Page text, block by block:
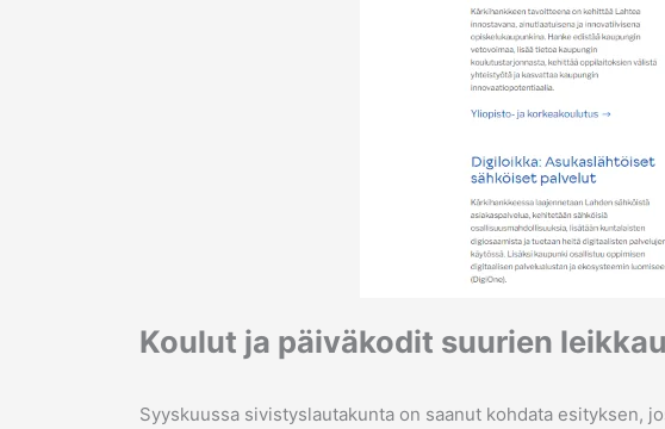
Koulut ja päiväkodit suurien
Syyskuussa sivistyslautakunta on saanut kohdata esityksen,